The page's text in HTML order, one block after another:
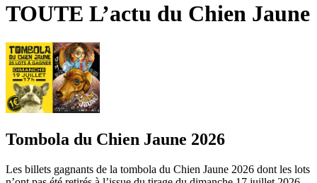
TOUTE L’actu du Chien Jaune
Tombola du Chien Jaune 2026
Les billets gagnants de la tombola du Chien Jaune 2026 dont les lots